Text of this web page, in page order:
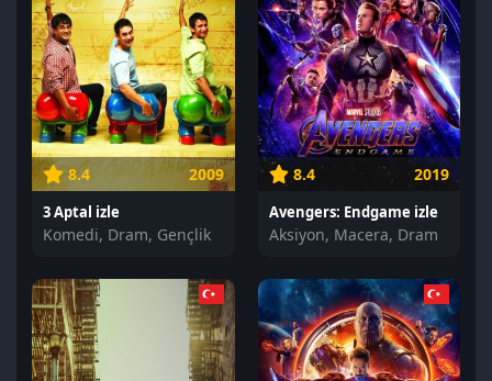
8.4 2009
3 Aptal izle
Komedi, Dram, Gençlik
8.4 2019
Avengers: Endgame izle
Aksiyon, Macera, Dram